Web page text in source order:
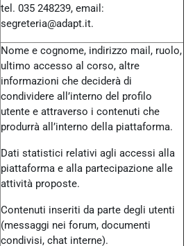
tel. 035 248239, email:
segreteria@adapt.it.
Nome e cognome, indirizzo mail, ruolo,
ultimo accesso al corso, altre
informazioni che deciderà di
condividere all’interno del profilo
utente e attraverso i contenuti che
produrrà all’interno della piattaforma.
Dati statistici relativi agli accessi alla
piattaforma e alla partecipazione alle
attività proposte.
Contenuti inseriti da parte degli utenti
(messaggi nei forum, documenti
condivisi, chat interne).